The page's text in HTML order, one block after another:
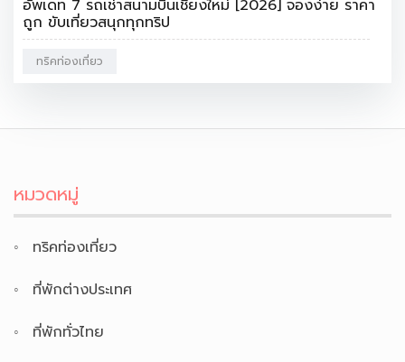
อัพเดท 7 รถเช่าสนามบินเชียงใหม่ [2026] จองง่าย ราคา
ถูก ขับเที่ยวสนุกทุกทริป
ทริคท่องเที่ยว
หมวดหมู่
ทริคท่องเที่ยว
ที่พักต่างประเทศ
ที่พักทั่วไทย